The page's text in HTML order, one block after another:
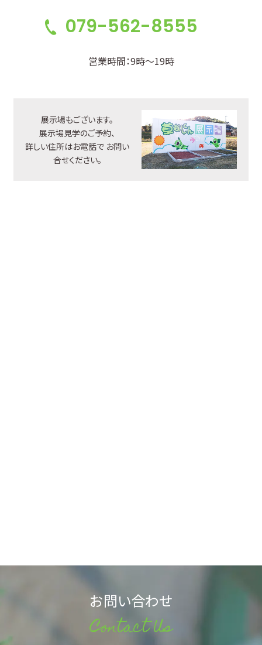
079-562-8555
営業時間：9時～19時
展示場もございます。
展示場見学のご予約、
詳しい住所はお電話で お問い
合せください。
お問い合わせ
Contact Us